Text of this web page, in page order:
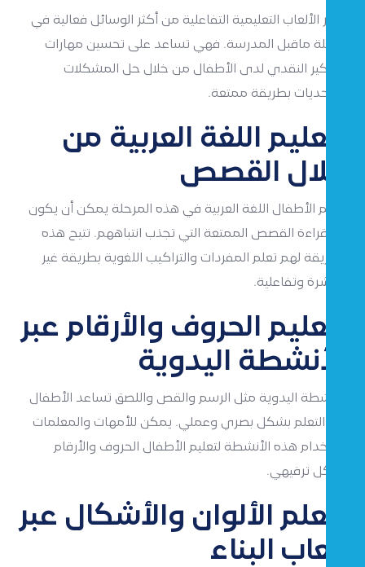
تعتبر الألعاب التعليمية التفاعلية من أكثر الوسائل فعالية في
مرحلة ماقبل المدرسة. فهي تساعد على تحسين مهارات
التفكير النقدي لدى الأطفال من خلال حل المشكلات
والتحديات بطريقة ممتعة.
تعليم اللغة العربية من
خلال القصص
تعليم الأطفال اللغة العربية في هذه المرحلة يمكن أن يكون
عبر قراءة القصص الممتعة التي تجذب انتباههم. تتيح هذه
الطريقة لهم تعلم المفردات والتراكيب اللغوية بطريقة غير
مباشرة وتفاعلية.
تعليم الحروف والأرقام عبر
الأنشطة اليدوية
الأنشطة اليدوية مثل الرسم والقص واللصق تساعد الأطفال
في التعلم بشكل بصري وعملي. يمكن للأمهات والمعلمات
استخدام هذه الأنشطة لتعليم الأطفال الحروف والأرقام
بشكل ترفيهي.
تعلم الألوان والأشكال عبر
ألعاب البناء